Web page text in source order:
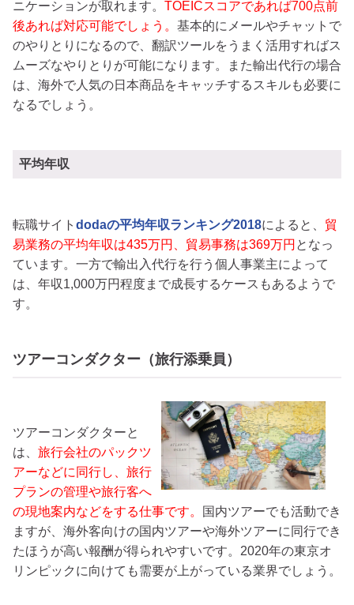
ニケーションが取れます。 TOEICスコアであれば700点前
後あれば対応可能でしょう。 基本的にメールやチャットで
のやりとりになるので、翻訳ツールをうまく活用すればス
ムーズなやりとりが可能になります。また輸出代行の場合
は、海外で人気の日本商品をキャッチするスキルも必要に
なるでしょう。
平均年収
転職サイト dodaの平均年収ランキング2018によると、 貿
易業務の平均年収は435万円、貿易事務は369万円 となっ
ています。一方で輸出入代行を行う個人事業主によって
は、年収1,000万円程度まで成長するケースもあるようで
す。
ツアーコンダクター（旅行添乗員）
ツアーコンダクターと
は、 旅行会社のパックツ
アーなどに同行し、旅行
プランの管理や旅行客へ
の現地案内などをする仕事です。
国内ツアーでも活動でき
ますが、海外客向けの国内ツアーや海外ツアーに同行でき
たほうが高い報酬が得られやすいです。2020年の東京オ
リンピックに向けても需要が上がっている業界でしょう。